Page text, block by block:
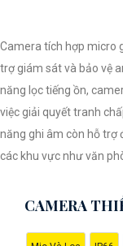
thống camera nhựa
hiệu quả. Đến với
chọn giải pháp an ninh
nghiệp của mình. Hãy
quan trọng."
Camera tích hợp micro
trợ giám sát và bảo vệ
năng lọc tiếng ồn,
việc giải quyết tranh
năng ghi âm còn hỗ trợ
các khu vực như văn
CAMERA